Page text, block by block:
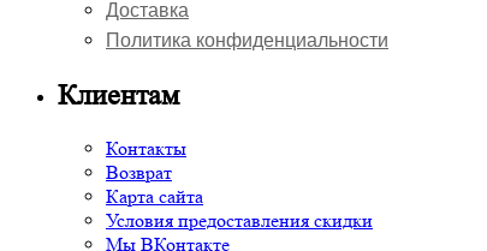
Доставка
Политика конфиденциальности
Клиентам
Контакты
Возврат
Карта сайта
Условия предоставления скидки
Мы ВКонтакте